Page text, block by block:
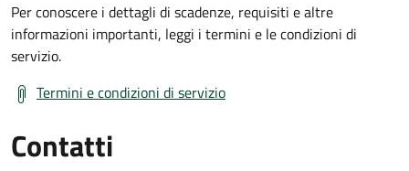
Per conoscere i dettagli di scadenze, requisiti e altre
informazioni importanti, leggi i termini e le condizioni di
servizio.
Termini e condizioni di servizio
Contatti